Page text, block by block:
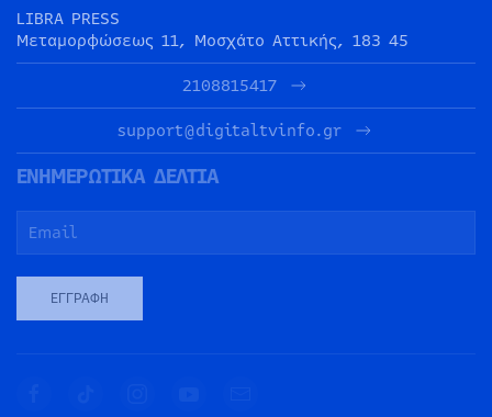
LIBRA PRESS
Μεταμορφώσεως 11, Μοσχάτο Αττικής, 183 45
2108815417
support@digitaltvinfo.gr
ΕΝΗΜΕΡΩΤΙΚΑ ΔΕΛΤΙΑ
ΕΓΓΡΑΦΉ